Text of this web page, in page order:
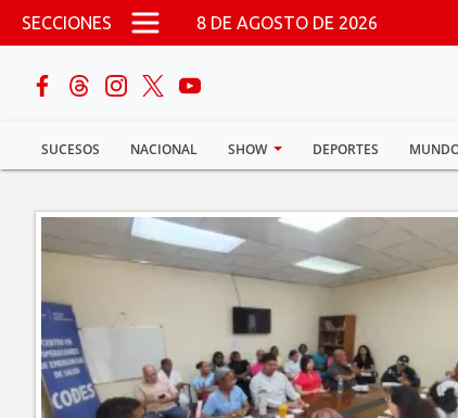
Pasar al contenido principal
SECCIONES 8 DE AGOSTO DE 2026
SUCESOS NACIONAL SHOW DEPORTES
buscar
Sucesos
Nacional
Show
Deportes